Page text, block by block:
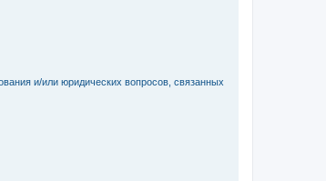
и/или юридических вопросов, связанных